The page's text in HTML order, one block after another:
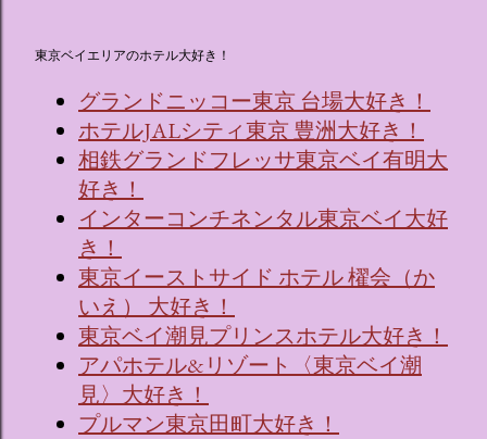
東京ベイエリアのホテル大好き！
グランドニッコー東京 台場大好き！
ホテルJALシティ東京 豊洲大好き！
相鉄グランドフレッサ東京ベイ有明大
好き！
インターコンチネンタル東京ベイ大好
き！
東京イーストサイド ホテル 櫂会（か
いえ） 大好き！
東京ベイ潮見プリンスホテル大好き！
アパホテル&リゾート〈東京ベイ潮
見〉大好き！
プルマン東京田町大好き！